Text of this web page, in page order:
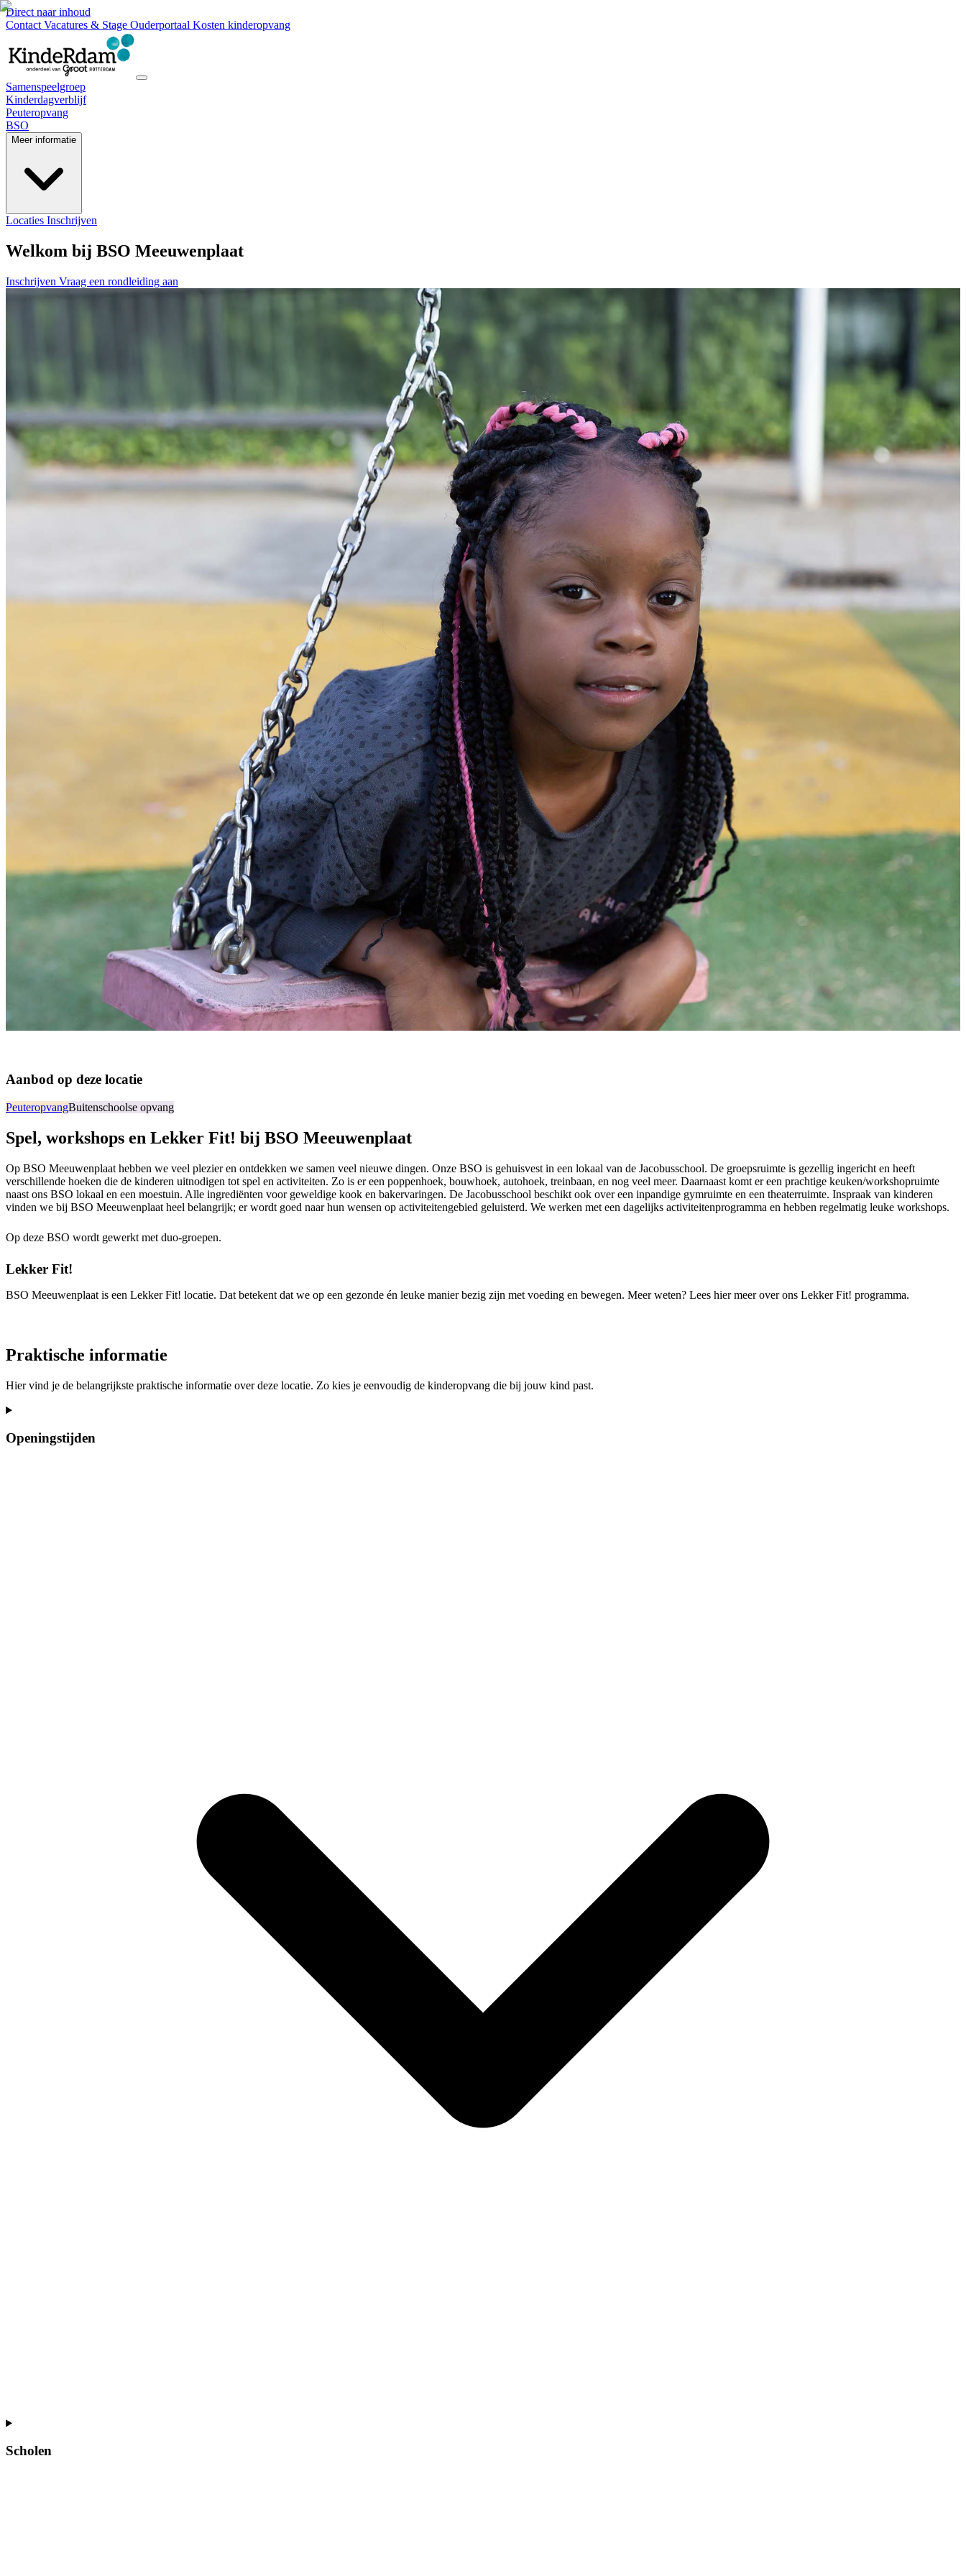
Direct naar inhoud
Contact Vacatures & Stage Ouderportaal Kosten kinderopvang
Samenspeelgroep
Kinderdagverblijf
Peuteropvang
BSO
Meer informatie
Locaties Inschrijven
Welkom bij BSO Meeuwenplaat
Inschrijven Vraag een rondleiding aan
Aanbod op deze locatie
PeuteropvangBuitenschoolse opvang
Spel, workshops en Lekker Fit! bij BSO Meeuwenplaat
Op BSO Meeuwenplaat hebben we veel plezier en ontdekken we samen veel nieuwe dingen. Onze BSO is gehuisvest in een lokaal van de Jacobusschool. De groepsruimte is gezellig ingericht en heeft
verschillende hoeken die de kinderen uitnodigen tot spel en activiteiten. Zo is er een poppenhoek, bouwhoek, autohoek, treinbaan, en nog veel meer. Daarnaast komt er een prachtige keuken/workshopruimte
naast ons BSO lokaal en een moestuin. Alle ingrediënten voor geweldige kook en bakervaringen. De Jacobusschool beschikt ook over een inpandige gymruimte en een theaterruimte. Inspraak van kinderen
vinden we bij BSO Meeuwenplaat heel belangrijk; er wordt goed naar hun wensen op activiteitengebied geluisterd. We werken met een dagelijks activiteitenprogramma en hebben regelmatig leuke workshops.
Op deze BSO wordt gewerkt met duo-groepen.
Lekker Fit!
BSO Meeuwenplaat is een Lekker Fit! locatie. Dat betekent dat we op een gezonde én leuke manier bezig zijn met voeding en bewegen. Meer weten? Lees hier meer over ons Lekker Fit! programma.
Praktische informatie
Hier vind je de belangrijkste praktische informatie over deze locatie. Zo kies je eenvoudig de kinderopvang die bij jouw kind past.
Openingstijden
Scholen